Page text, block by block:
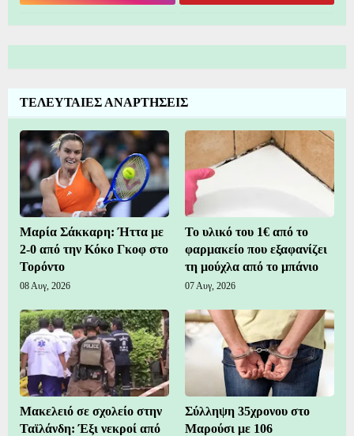
ΤΕΛΕΥΤΑΙΕΣ ΑΝΑΡΤΗΣΕΙΣ
Μαρία Σάκκαρη: Ήττα με
2-0 από την Κόκο Γκοφ στο
Τορόντο
08 Αυγ, 2026
Το υλικό του 1€ από το
φαρμακείο που εξαφανίζει
τη μούχλα από το μπάνιο
07 Αυγ, 2026
Μακελειό σε σχολείο στην
Ταϊλάνδη: Έξι νεκροί από
Σύλληψη 35χρονου στο
Μαρούσι με 106